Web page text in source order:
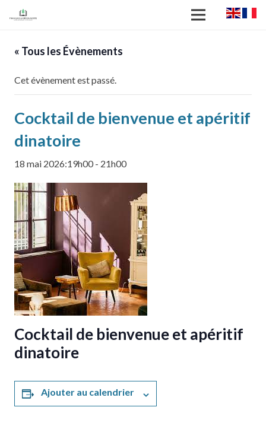
« Tous les Évènements
Cet évènement est passé.
Cocktail de bienvenue et apéritif
dinatoire
18 mai 2026:19h00 - 21h00
Cocktail de bienvenue et apéritif
dinatoire
Ajouter au calendrier